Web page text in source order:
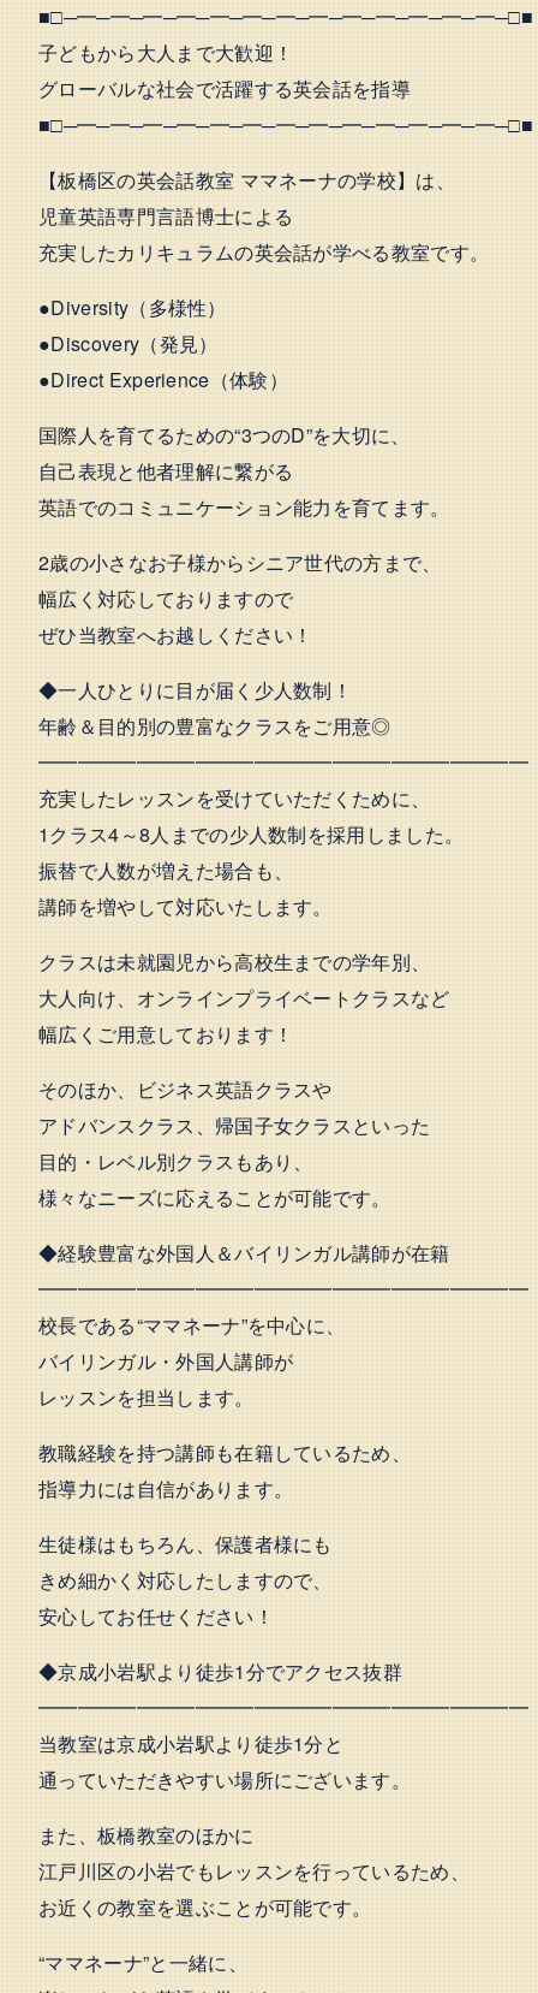
■□─━─━─━─━─━─━─━─━─━─━─━─━─━─□■
子どもから大人まで大歓迎！
グローバルな社会で活躍する英会話を指導
■□─━─━─━─━─━─━─━─━─━─━─━─━─━─□■
【板橋区の英会話教室 ママネーナの学校】は、
児童英語専門言語博士による
充実したカリキュラムの英会話が学べる教室です。
●Diversity（多様性）
●Discovery（発見）
●Direct Experience（体験）
国際人を育てるための“3つのD”を大切に、
自己表現と他者理解に繋がる
英語でのコミュニケーション能力を育てます。
2歳の小さなお子様からシニア世代の方まで、
幅広く対応しておりますので
ぜひ当教室へお越しください！
◆一人ひとりに目が届く少人数制！
年齢＆目的別の豊富なクラスをご用意◎
━━━━━━━━━━━━━━━━━━━━━━━━━
充実したレッスンを受けていただくために、
1クラス4～8人までの少人数制を採用しました。
振替で人数が増えた場合も、
講師を増やして対応いたします。
クラスは未就園児から高校生までの学年別、
大人向け、オンラインプライベートクラスなど
幅広くご用意しております！
そのほか、ビジネス英語クラスや
アドバンスクラス、帰国子女クラスといった
目的・レベル別クラスもあり、
様々なニーズに応えることが可能です。
◆経験豊富な外国人＆バイリンガル講師が在籍
━━━━━━━━━━━━━━━━━━━━━━━━━
校長である“ママネーナ”を中心に、
バイリンガル・外国人講師が
レッスンを担当します。
教職経験を持つ講師も在籍しているため、
指導力には自信があります。
生徒様はもちろん、保護者様にも
きめ細かく対応したしますので、
安心してお任せください！
◆京成小岩駅より徒歩1分でアクセス抜群
━━━━━━━━━━━━━━━━━━━━━━━━━
当教室は京成小岩駅より徒歩1分と
通っていただきやすい場所にございます。
また、板橋教室のほかに
江戸川区の小岩でもレッスンを行っているため、
お近くの教室を選ぶことが可能です。
“ママネーナ”と一緒に、